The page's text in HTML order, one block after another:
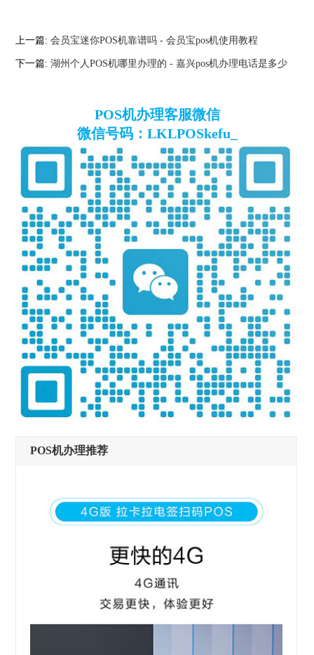
上一篇:会员宝迷你POS机靠谱吗 - 会员宝pos机使用教程
下一篇:湖州个人POS机哪里办理的 - 嘉兴pos机办理电话是多少
POS机办理客服微信
微信号码：LKLPOSkefu_
POS机办理推荐